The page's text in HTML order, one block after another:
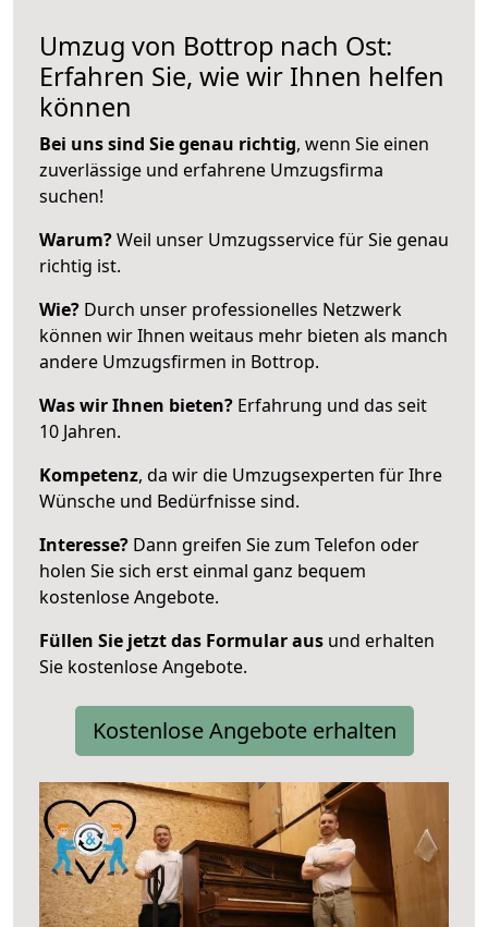
Umzug von Bottrop nach Ost:
Erfahren Sie, wie wir Ihnen helfen
können
Bei uns sind Sie genau richtig, wenn Sie einen
zuverlässige und erfahrene Umzugsfirma
suchen!
Warum?Weil unser Umzugsservice für Sie genau
richtig ist.
Wie? Durch unser professionelles Netzwerk
können wir Ihnen weitaus mehr bieten als manch
andere Umzugsfirmen in Bottrop.
Was wir Ihnen bieten? Erfahrung und das seit
10 Jahren.
Kompetenz, da wir die Umzugsexperten für Ihre
Wünsche und Bedürfnisse sind.
Interesse? Dann greifen Sie zum Telefon oder
holen Sie sich erst einmal ganz bequem
kostenlose Angebote.
Füllen Sie jetzt das Formular aus und erhalten
Sie kostenlose Angebote.
Kostenlose Angebote erhalten